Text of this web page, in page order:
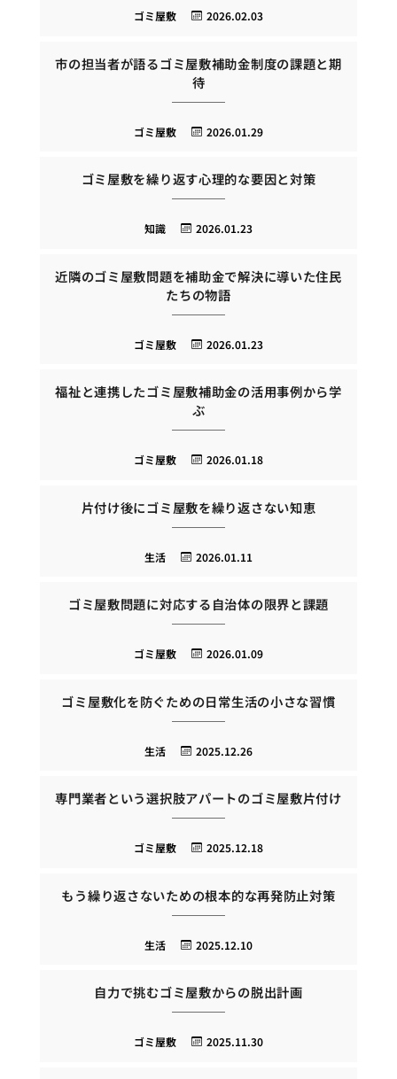
2026.02.03
ゴミ屋敷
市の担当者が語るゴミ屋敷補助金制度の課題と期
待
2026.01.29
ゴミ屋敷
ゴミ屋敷を繰り返す心理的な要因と対策
2026.01.23
知識
近隣のゴミ屋敷問題を補助金で解決に導いた住民
たちの物語
2026.01.23
ゴミ屋敷
福祉と連携したゴミ屋敷補助金の活用事例から学
ぶ
2026.01.18
ゴミ屋敷
片付け後にゴミ屋敷を繰り返さない知恵
2026.01.11
生活
ゴミ屋敷問題に対応する自治体の限界と課題
2026.01.09
ゴミ屋敷
ゴミ屋敷化を防ぐための日常生活の小さな習慣
2025.12.26
生活
専門業者という選択肢アパートのゴミ屋敷片付け
2025.12.18
ゴミ屋敷
もう繰り返さないための根本的な再発防止対策
2025.12.10
生活
自力で挑むゴミ屋敷からの脱出計画
2025.11.30
ゴミ屋敷